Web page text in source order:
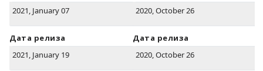
2021, January 07
Дата релиза
2021, January 19
2020, October 26
Дата релиза
2020, October 26